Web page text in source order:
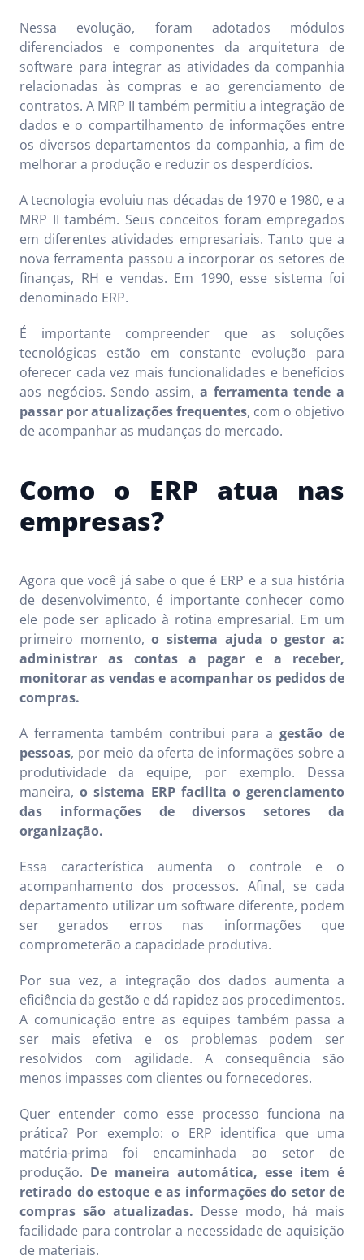
Nessa evolução, foram adotados módulos
diferenciados e componentes da arquitetura de
software para integrar as atividades da companhia
relacionadas às compras e ao gerenciamento de
contratos. A MRP II também permitiu a integração de
dados e o compartilhamento de informações entre
os diversos departamentos da companhia, a fim de
melhorar a produção e reduzir os desperdícios.
A tecnologia evoluiu nas décadas de 1970 e 1980, e a
MRP II também. Seus conceitos foram empregados
em diferentes atividades empresariais. Tanto que a
nova ferramenta passou a incorporar os setores de
finanças, RH e vendas. Em 1990, esse sistema foi
denominado ERP.
É importante compreender que as soluções
tecnológicas estão em constante evolução para
oferecer cada vez mais funcionalidades e benefícios
aos negócios. Sendo assim, a ferramenta tende a
passar por atualizações frequentes, com o objetivo
de acompanhar as mudanças do mercado.
Como o ERP atua nas
empresas?
Agora que você já sabe o que é ERP e a sua história
de desenvolvimento, é importante conhecer como
ele pode ser aplicado à rotina empresarial. Em um
primeiro momento, o sistema ajuda o gestor a:
administrar as contas a pagar e a receber,
monitorar as vendas e acompanhar os pedidos de
compras.
A ferramenta também contribui para a gestão de
pessoas, por meio da oferta de informações sobre a
produtividade da equipe, por exemplo. Dessa
maneira,o sistema ERP facilita o gerenciamento
das informações de diversos setores da
organização.
Essa característica aumenta o controle e o
acompanhamento dos processos. Afinal, se cada
departamento utilizar um software diferente, podem
ser gerados erros nas informações que
comprometerão a capacidade produtiva.
Por sua vez, a integração dos dados aumenta a
eficiência da gestão e dá rapidez aos procedimentos.
A comunicação entre as equipes também passa a
ser mais efetiva e os problemas podem ser
resolvidos com agilidade. A consequência são
menos impasses com clientes ou fornecedores.
Quer entender como esse processo funciona na
prática? Por exemplo: o ERP identifica que uma
matéria-prima foi encaminhada ao setor de
produção. De maneira automática, esse item é
retirado do estoque e as informações do setor de
compras são atualizadas. Desse modo, há mais
facilidade para controlar a necessidade de aquisição
de materiais.